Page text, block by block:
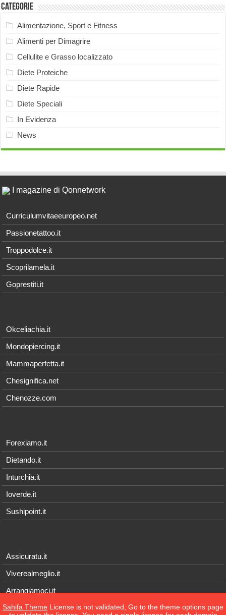
Categorie
Alimentazione, Sport e Fitness
Alimenti per Dimagrire
Cellulite e Grasso localizzato
Diete Proteiche
Diete Rapide
Diete Speciali
In Evidenza
News
I magazine di Qonnetwork
Curriculumvitaeeuropeo.net
Passionetattoo.it
Troppodolce.it
Scoprilamela.it
Goprestiti.it
Okceliachia.it
Mondopiercing.it
Mammaperfetta.it
Chesignifica.net
Chenozze.com
Forexiamo.it
Dietando.it
Inturchia.it
Ioverde.it
Sushipoint.it
Assicuratu.it
Viverealmeglio.it
Arrangiamoci.it
Tecnichef.it
Sahifa Theme License is not validated, Go to the theme options page